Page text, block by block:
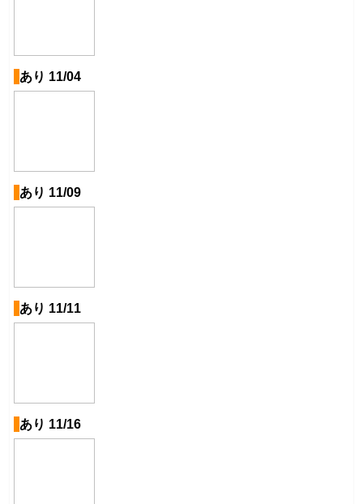
あり 11/04
あり 11/09
あり 11/11
あり 11/16